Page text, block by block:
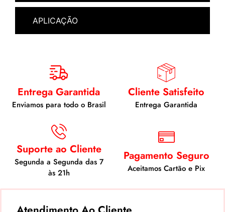
APLICAÇÃO
Entrega Garantida
Enviamos para todo o Brasil
Cliente Satisfeito
Entrega Garantida
Suporte ao Cliente
Segunda a Segunda das 7
às 21h
Pagamento Seguro
Aceitamos Cartão e Pix